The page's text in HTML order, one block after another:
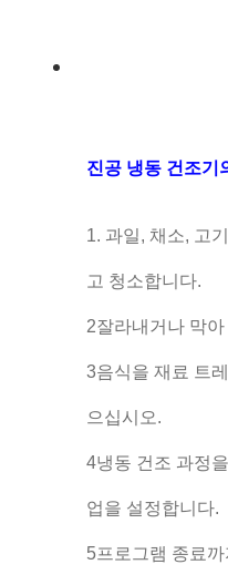
진공 냉동 건조기
1. 과일, 채소, 고
고 청소합니다.
2잘라내거나 막아
3음식을 재료 트
으십시오.
4냉동 건조 과정
업을 설정합니다.
5프로그램 종료